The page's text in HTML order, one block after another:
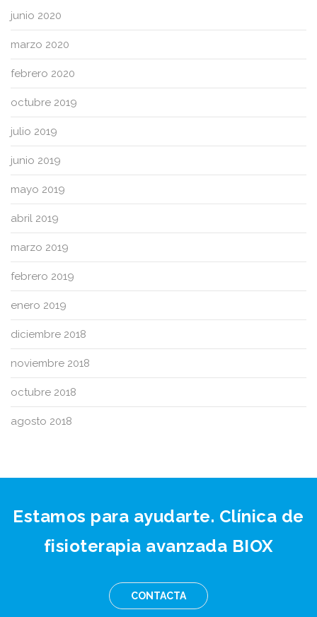
junio 2020
marzo 2020
febrero 2020
octubre 2019
julio 2019
junio 2019
mayo 2019
abril 2019
marzo 2019
febrero 2019
enero 2019
diciembre 2018
noviembre 2018
octubre 2018
agosto 2018
Estamos para ayudarte. Clínica de
fisioterapia avanzada BIOX
CONTACTA